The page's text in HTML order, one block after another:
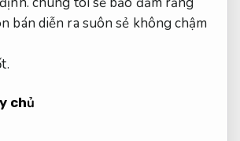
bán diễn ra suôn sẻ không chậm
chủ